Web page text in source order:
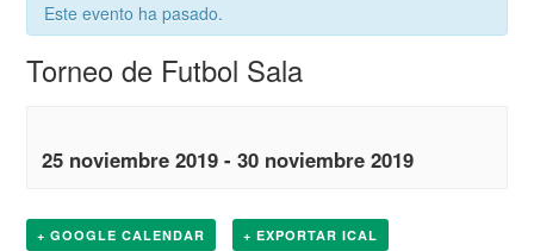
Este evento ha pasado.
Torneo de Futbol Sala
25 noviembre 2019 -30 noviembre 2019
+ GOOGLE CALENDAR + EXPORTAR ICAL